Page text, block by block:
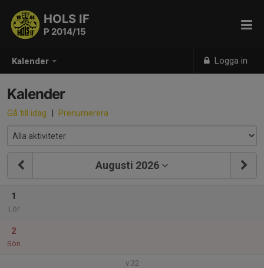
Kalender Logga in
HOLS IF
P 2014/15
Kalender
Gå till idag | Prenumerera
Augusti 2026
1
Lör
2
Sön
v.32